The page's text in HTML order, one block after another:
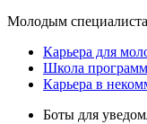
Молодым
Карьера для
Школа
Карьера в
Боты для